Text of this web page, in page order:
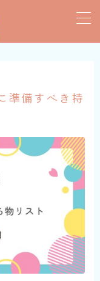
準備すべき持